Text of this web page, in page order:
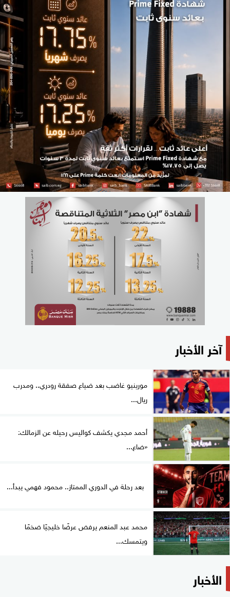
آخر الأخبار
مورينيو غاضب بعد ضياع صفقة رودري.. ومدرب
ريال...
أحمد مجدي يكشف كواليس رحيله عن الزمالك:
«ضاع...
بعد رحلة في الدوري الممتاز.. محمود فهمي يبدأ...
محمد عبد المنعم يرفض عرضًا خليجيًا ضخمًا
ويتمسك...
الأخبار